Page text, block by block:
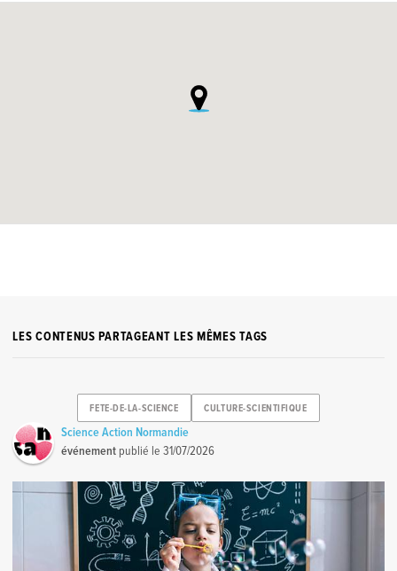
LES CONTENUS PARTAGEANT LES MÊMES TAGS
FETE-DE-LA-SCIENCE CULTURE-SCIENTIFIQUE
Science Action Normandie
événement publié le31/07/2026